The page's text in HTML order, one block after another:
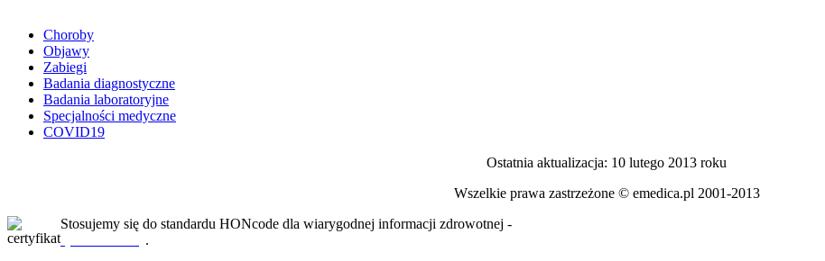
Choroby
Objawy
Zabiegi
Badania diagnostyczne
Badania laboratoryjne
Specjalności medyczne
COVID19
Ostatnia aktualizacja: 10 lutego 2013 roku
Wszelkie prawa zastrzeżone © emedica.pl 2001-2013
Stosujemy się do standardu HONcode dla wiarygodnej informacji zdrowotnej -
sprawdź tutaj .